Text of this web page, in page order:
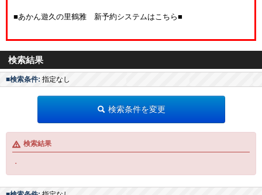
■あかん遊久の里鶴雅 新予約システムはこちら■
検索結果
■検索条件: 指定なし
検索条件を変更
検索結果
・